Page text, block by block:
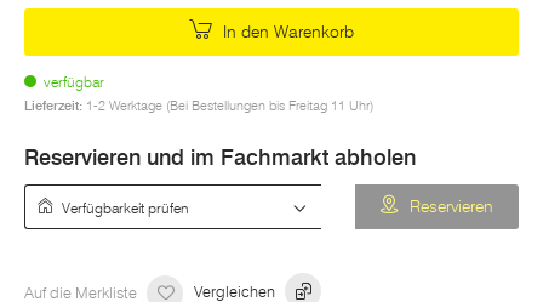
In den Warenkorb
verfügbar
Lieferzeit: 1-2 Werktage (Bei Bestellungen bis Freitag 11 Uhr)
Reservieren und im Fachmarkt abholen
Reservieren
Auf die Merkliste Vergleichen